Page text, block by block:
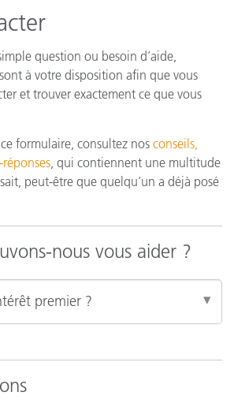
question ou besoin d’aide,
à votre disposition afin que vous
et trouver exactement ce que vous
formulaire, consultez nos conseils,
, qui contiennent une multitude
peut-être que quelqu’un a déjà posé
nous vous aider ?